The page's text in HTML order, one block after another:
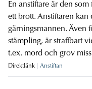
En anstiftare är den
ett brott. Anstiftaren kan
gärningsmannen. Även
stämpling, är straffbart
t.ex. mord och grov
Direktlänk Anstiftan